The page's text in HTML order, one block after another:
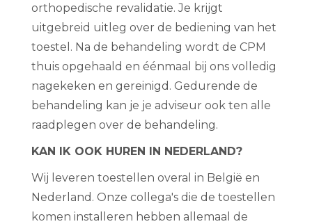
orthopedische revalidatie. Je krijgt
uitgebreid uitleg over de bediening van het
toestel. Na de behandeling wordt de CPM
thuis opgehaald en éénmaal bij ons volledig
nagekeken en gereinigd. Gedurende de
behandeling kan je je adviseur ook ten alle
raadplegen over de behandeling.
KAN IK OOK HUREN IN NEDERLAND?
Wij leveren toestellen overal in België en
Nederland. Onze collega's die de toestellen
komen installeren hebben allemaal de